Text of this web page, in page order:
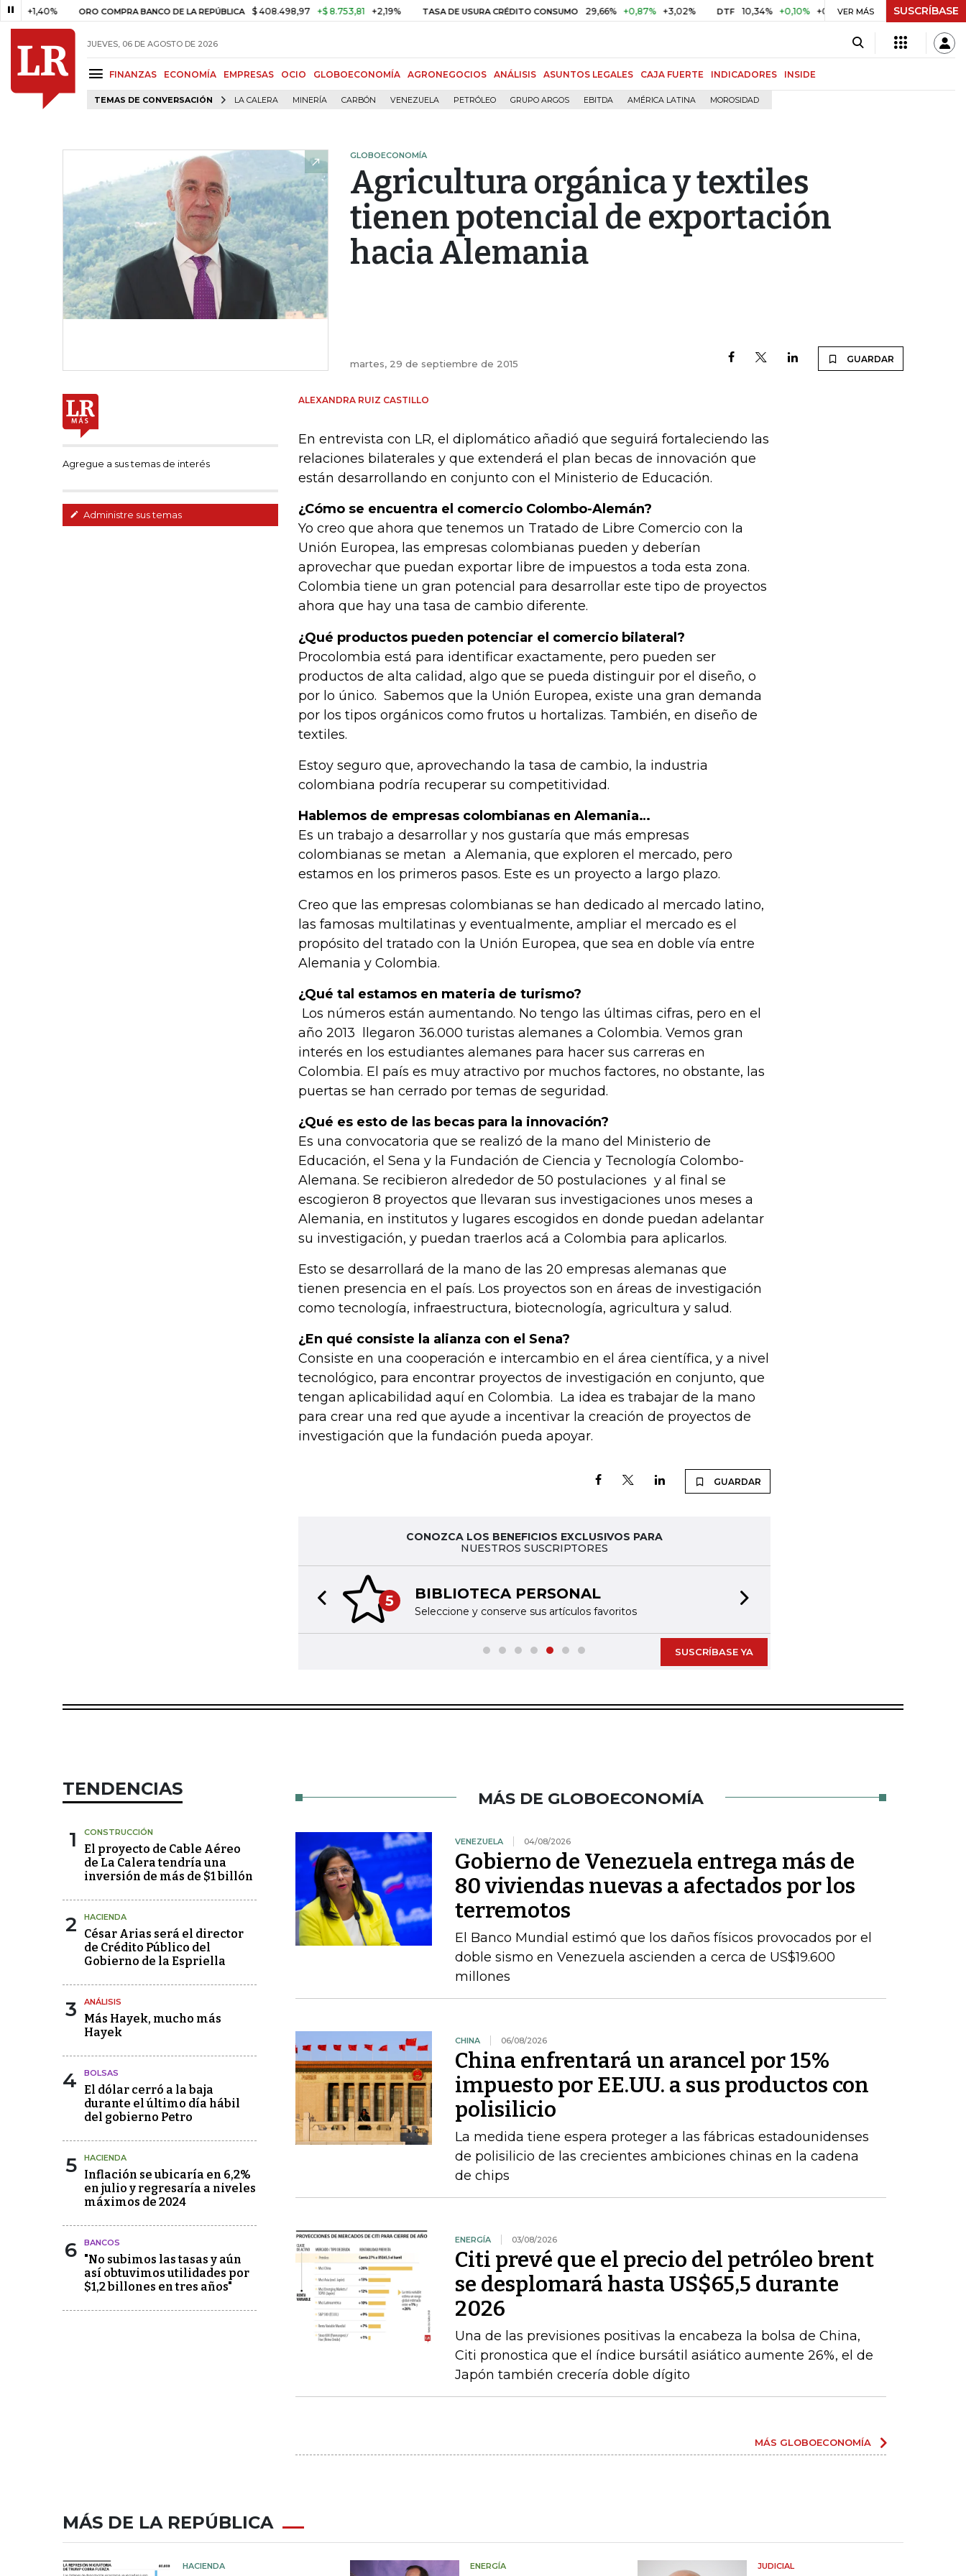
ORO COMPRA BANCO DE LA REPÚBLICA $ 408.498,97 +$ 8.753,81 +2,19% TASA DE USURA CRÉDITO CONSUMO 29,66% +0,87% +3,02% DTF 10,34% +0,10% +0,98% UVR $ 416,86 +$ 0,05 +0,01%
VER MÁS SUSCRÍBASE
JUEVES, 06 DE AGOSTO DE 2026
FINANZAS ECONOMÍA EMPRESAS OCIO GLOBOECONOMÍA AGRONEGOCIOS ANÁLISIS ASUNTOS LEGALES CAJA FUERTE INDICADORES INSIDE
TEMAS DE CONVERSACIÓN LA CALERA MINERÍA CARBÓN VENEZUELA PETRÓLEO GRUPO ARGOS EBITDA AMÉRICA LATINA MOROSIDAD
GLOBOECONOMÍA
Agricultura orgánica y textiles
tienen potencial de exportación
hacia Alemania
martes, 29 de septiembre de 2015 GUARDAR
Agregue a sus temas de interés
Administre sus temas
ALEXANDRA RUIZ CASTILLO
En entrevista con LR, el diplomático añadió que seguirá fortaleciendo las
relaciones bilaterales y que extenderá el plan becas de innovación que
están desarrollando en conjunto con el Ministerio de Educación.
¿Cómo se encuentra el comercio Colombo-Alemán?
Yo creo que ahora que tenemos un Tratado de Libre Comercio con la
Unión Europea, las empresas colombianas pueden y deberían
aprovechar que puedan exportar libre de impuestos a toda esta zona.
Colombia tiene un gran potencial para desarrollar este tipo de proyectos
ahora que hay una tasa de cambio diferente.
¿Qué productos pueden potenciar el comercio bilateral?
Procolombia está para identificar exactamente, pero pueden ser
productos de alta calidad, algo que se pueda distinguir por el diseño, o
por lo único. Sabemos que la Unión Europea, existe una gran demanda
por los tipos orgánicos como frutos u hortalizas. También, en diseño de
textiles.
Estoy seguro que, aprovechando la tasa de cambio, la industria
colombiana podría recuperar su competitividad.
Hablemos de empresas colombianas en Alemania…
Es un trabajo a desarrollar y nos gustaría que más empresas
colombianas se metan a Alemania, que exploren el mercado, pero
estamos en los primeros pasos. Este es un proyecto a largo plazo.
Creo que las empresas colombianas se han dedicado al mercado latino,
las famosas multilatinas y eventualmente, ampliar el mercado es el
propósito del tratado con la Unión Europea, que sea en doble vía entre
Alemania y Colombia.
¿Qué tal estamos en materia de turismo?
Los números están aumentando. No tengo las últimas cifras, pero en el
año 2013 llegaron 36.000 turistas alemanes a Colombia. Vemos gran
interés en los estudiantes alemanes para hacer sus carreras en
Colombia. El país es muy atractivo por muchos factores, no obstante, las
puertas se han cerrado por temas de seguridad.
¿Qué es esto de las becas para la innovación?
Es una convocatoria que se realizó de la mano del Ministerio de
Educación, el Sena y la Fundación de Ciencia y Tecnología Colombo-
Alemana. Se recibieron alrededor de 50 postulaciones y al final se
escogieron 8 proyectos que llevaran sus investigaciones unos meses a
Alemania, en institutos y lugares escogidos en donde puedan adelantar
su investigación, y puedan traerlos acá a Colombia para aplicarlos.
Esto se desarrollará de la mano de las 20 empresas alemanas que
tienen presencia en el país. Los proyectos son en áreas de investigación
como tecnología, infraestructura, biotecnología, agricultura y salud.
¿En qué consiste la alianza con el Sena?
Consiste en una cooperación e intercambio en el área científica, y a nivel
tecnológico, para encontrar proyectos de investigación en conjunto, que
tengan aplicabilidad aquí en Colombia. La idea es trabajar de la mano
para crear una red que ayude a incentivar la creación de proyectos de
investigación que la fundación pueda apoyar.
GUARDAR
CONOZCA LOS BENEFICIOS EXCLUSIVOS PARA
NUESTROS SUSCRIPTORES
5 BIBLIOTECA PERSONAL
Seleccione y conserve sus artículos favoritos
Previous slide
SUSCRÍBASE YA
TENDENCIAS
1 CONSTRUCCIÓN
El proyecto de Cable Aéreo
de La Calera tendría una
inversión de más de $1 billón
2 HACIENDA
César Arias será el director
de Crédito Público del
Gobierno de la Espriella
3 ANÁLISIS
Más Hayek, mucho más
Hayek
4 BOLSAS
El dólar cerró a la baja
durante el último día hábil
del gobierno Petro
5 HACIENDA
Inflación se ubicaría en 6,2%
en julio y regresaría a niveles
máximos de 2024
6 BANCOS
"No subimos las tasas y aún
así obtuvimos utilidades por
$1,2 billones en tres años"
MÁS DE GLOBOECONOMÍA
VENEZUELA 04/08/2026
Gobierno de Venezuela entrega más de
80 viviendas nuevas a afectados por los
terremotos
El Banco Mundial estimó que los daños físicos provocados por el
doble sismo en Venezuela ascienden a cerca de US$19.600
millones
CHINA 06/08/2026
China enfrentará un arancel por 15%
impuesto por EE.UU. a sus productos con
polisilicio
La medida tiene espera proteger a las fábricas estadounidenses
de polisilicio de las crecientes ambiciones chinas en la cadena
de chips
ENERGÍA 03/08/2026
Citi prevé que el precio del petróleo brent
se desplomará hasta US$65,5 durante
2026
Una de las previsiones positivas la encabeza la bolsa de China,
Citi pronostica que el índice bursátil asiático aumente 26%, el de
Japón también crecería doble dígito
MÁS GLOBOECONOMÍA
MÁS DE LA REPÚBLICA
HACIENDA ENERGÍA JUDICIAL